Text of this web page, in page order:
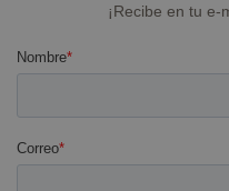
¡Recibe en tu e-